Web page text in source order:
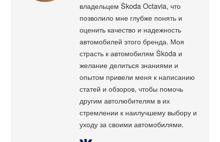
владельцем Škoda Octavia, что
позволило мне глубже понять и
оценить качество и надежность
автомобилей этого бренда. Моя
страсть к автомобилям Škoda и
желание делиться знаниями и
опытом привели меня к написанию
статей и обзоров, чтобы помочь
другим автолюбителям в их
стремлении к наилучшему выбору и
уходу за своими автомобилями.